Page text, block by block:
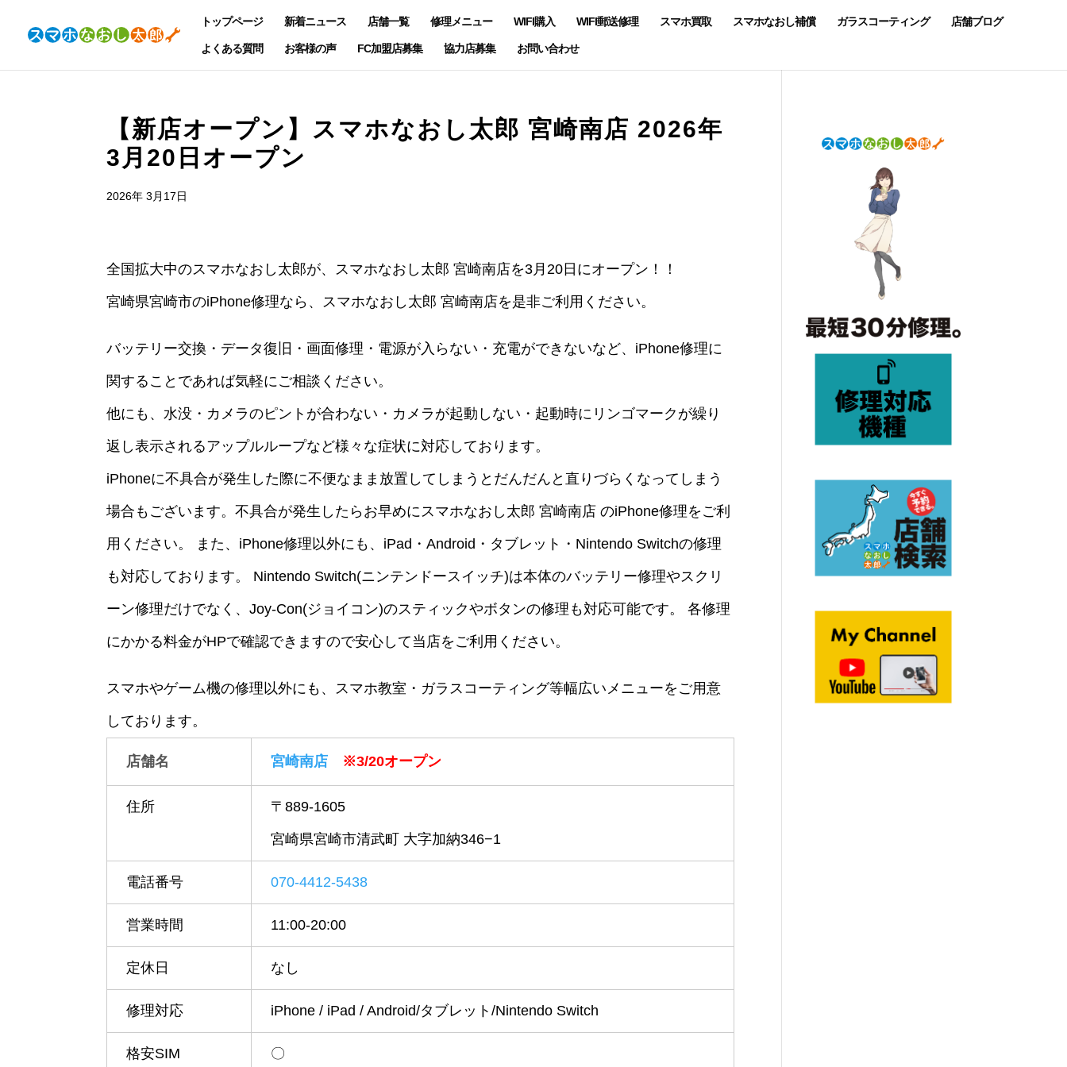
トップページ 新着ニュース 店舗一覧 修理メニュー WIFI購入 WIFI郵送修理 スマホ買取 スマホなおし補償 ガラスコーティング 店舗ブログ
よくある質問 お客様の声 FC加盟店募集 協力店募集 お問い合わせ
【新店オープン】スマホなおし太郎 宮崎南店 2026年
3月20日オープン
2026年 3月17日
全国拡大中のスマホなおし太郎が、スマホなおし太郎 宮崎南店を3月20日にオープン！！
宮崎県宮崎市のiPhone修理なら、スマホなおし太郎 宮崎南店を是非ご利用ください。
バッテリー交換・データ復旧・画面修理・電源が入らない・充電ができないなど、iPhone修理に
関することであれば気軽にご相談ください。
他にも、水没・カメラのピントが合わない・カメラが起動しない・起動時にリンゴマークが繰り
返し表示されるアップルループなど様々な症状に対応しております。
iPhoneに不具合が発生した際に不便なまま放置してしまうとだんだんと直りづらくなってしまう
場合もございます。不具合が発生したらお早めにスマホなおし太郎 宮崎南店 のiPhone修理をご利
用ください。 また、iPhone修理以外にも、iPad・Android・タブレット・Nintendo Switchの修理
も対応しております。 Nintendo Switch(ニンテンドースイッチ)は本体のバッテリー修理やスクリ
ーン修理だけでなく、Joy-Con(ジョイコン)のスティックやボタンの修理も対応可能です。 各修理
にかかる料金がHPで確認できますので安心して当店をご利用ください。
スマホやゲーム機の修理以外にも、スマホ教室・ガラスコーティング等幅広いメニューをご用意
しております。
店舗名 宮崎南店 ※3/20オープン
住所 〒889-1605
宮崎県宮崎市清武町 大字加納346−1
電話番号 070-4412-5438
営業時間 11:00-20:00
定休日 なし
修理対応 iPhone / iPad / Android/タブレット/Nintendo Switch
格安SIM 〇